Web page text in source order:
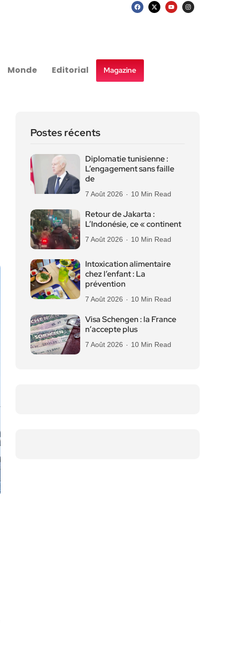
Monde Editorial Magazine
Postes récents
Diplomatie tunisienne :
L’engagement sans faille
de
7 Août 2026 10 Min Read
Retour de Jakarta :
L’Indonésie, ce « continent
7 Août 2026 10 Min Read
Intoxication alimentaire
chez l’enfant : La
prévention
7 Août 2026 10 Min Read
Visa Schengen : la France
n’accepte plus
7 Août 2026 10 Min Read